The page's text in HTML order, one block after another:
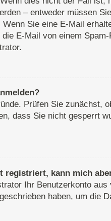
– entweder müssen
Sie eine E-Mail
die E-Mail von einem
Prüfen Sie zunächst,
dass Sie nicht gesperrt
registriert, kann mich
Ihr Benutzerkonto
haben, um die